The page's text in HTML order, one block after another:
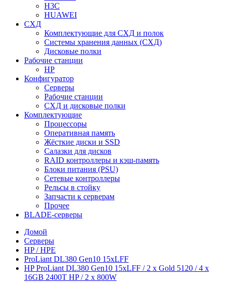
H3C
HUAWEI
СХД
Комплектующие для СХД и полок
Системы хранения данных (СХД)
Дисковые полки
Рабочие станции
HP
Конфигуратор
Серверы
Рабочие станции
СХД и дисковые полки
Комплектующие
Процессоры
Оперативная память
Жёсткие диски и SSD
Салазки для дисков
RAID контроллеры и кэш-память
Блоки питания (PSU)
Сетевые контроллеры
Рельсы в стойку
Запчасти к серверам
Прочее
BLADE-серверы
Домой
Серверы
HP / HPE
ProLiant DL380 Gen10 15xLFF
HP ProLiant DL380 Gen10 15xLFF / 2 x Gold 5120 / 4 x
16GB 2400T HP / 2 x 800W